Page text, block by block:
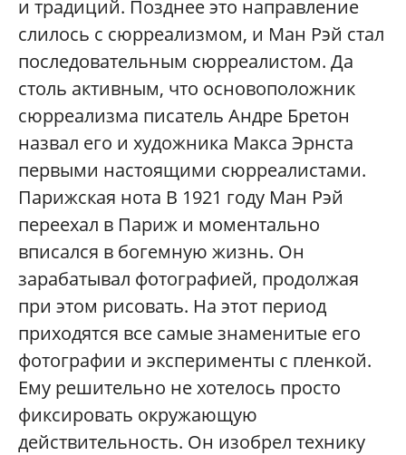
и традиций. Позднее это направление
слилось с сюрреализмом, и Ман Рэй стал
последовательным сюрреалистом. Да
столь активным, что основоположник
сюрреализма писатель Андре Бретон
назвал его и художника Макса Эрнста
первыми настоящими сюрреалистами.
Парижская нота В 1921 году Ман Рэй
переехал в Париж и моментально
вписался в богемную жизнь. Он
зарабатывал фотографией, продолжая
при этом рисовать. На этот период
приходятся все самые знаменитые его
фотографии и эксперименты с пленкой.
Ему решительно не хотелось просто
фиксировать окружающую
действительность. Он изобрел технику